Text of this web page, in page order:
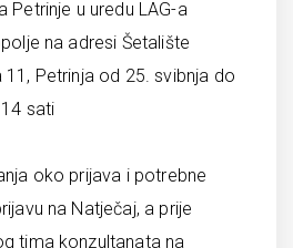
Petrinje u uredu LAG-a
na adresi Šetalište
11, Petrinja od 25. svibnja do
sati
oko prijava i potrebne
na Natječaj, a prije
tima konzultanata na